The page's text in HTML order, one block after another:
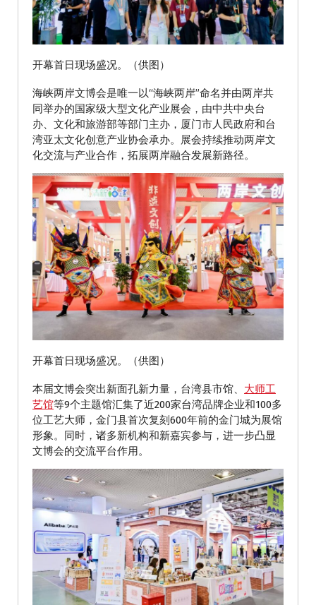
开幕首日现场盛况。（供图）
海峡两岸文博会是唯一以“海峡两岸”命名并由两岸共
同举办的国家级大型文化产业展会，由中共中央台
办、文化和旅游部等部门主办，厦门市人民政府和台
湾亚太文化创意产业协会承办。展会持续推动两岸文
化交流与产业合作，拓展两岸融合发展新路径。
开幕首日现场盛况。（供图）
本届文博会突出新面孔新力量，台湾县市馆、 大师工
艺馆等9个主题馆汇集了近200家台湾品牌企业和100多
位工艺大师，金门县首次复刻600年前的金门城为展馆
形象。同时，诸多新机构和新嘉宾参与，进一步凸显
文博会的交流平台作用。